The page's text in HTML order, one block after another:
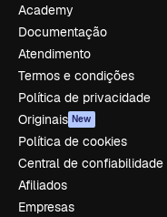
Academy
Documentação
Atendimento
Termos e condições
Política de privacidade
Originais New
Política de cookies
Central de confiabilidade
Afiliados
Empresas